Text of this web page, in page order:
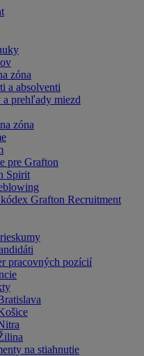
zóna
a absolventi
a prehľady miezd
zóna
pre Grafton
Spirit
Grafton Recruitment
pracovných pozícií
na stiahnutie